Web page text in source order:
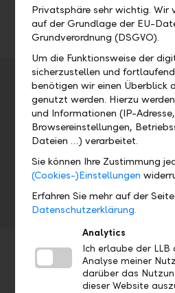
Veranstaltungsdetails
Adresse
Fr, 08.05.2020
Privatsphäre sehr wichtig. Wir
auf der Grundlage der EU-
Grundverordnung (DSGVO).
Um die Funktionsweise der
sicherzustellen und
benötigen wir einen Überblick
genutzt werden. Hierzu
und Informationen (IP-Adresse,
Browsereinstellungen,
Dateien …) verarbeitet.
Sie können Ihre Zustimmung
(Cookies-)Einstellungen
Erfahren Sie mehr auf der
Datenschutzerklärung.
Analytics
Ich erlaube der LLB
Analyse meiner
darüber das
dieser Website